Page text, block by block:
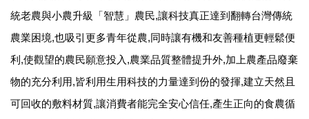
統老農與小農升級「智慧」農民,讓科技真正達到翻轉台灣傳統
農業困境,也吸引更多青年從農,同時讓有機和友善種植更輕鬆便
利 ,使觀望的農民願意投入 ,農業品質整體提升外,加上農產品廢棄
物的充分利用,皆利用生用科技的力量達到份的發揮,建立天然且
可回收的敷料材質,讓消費者能完全安心信任,產生正向的食農循